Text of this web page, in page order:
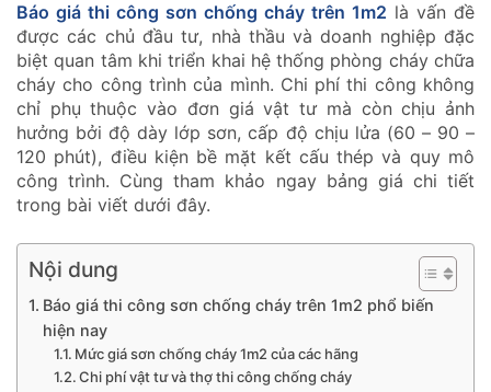
Báo giá thi công sơn chống cháy trên 1m2 là vấn đề
được các chủ đầu tư, nhà thầu và doanh nghiệp đặc
biệt quan tâm khi triển khai hệ thống phòng cháy chữa
cháy cho công trình của mình. Chi phí thi công không
chỉ phụ thuộc vào đơn giá vật tư mà còn chịu ảnh
hưởng bởi độ dày lớp sơn, cấp độ chịu lửa (60 – 90 –
120 phút), điều kiện bề mặt kết cấu thép và quy mô
công trình. Cùng tham khảo ngay bảng giá chi tiết
trong bài viết dưới đây.
Nội dung
Báo giá thi công sơn chống cháy trên 1m2 phổ biến
hiện nay
Mức giá sơn chống cháy 1m2 của các hãng
Chi phí vật tư và thợ thi công chống cháy